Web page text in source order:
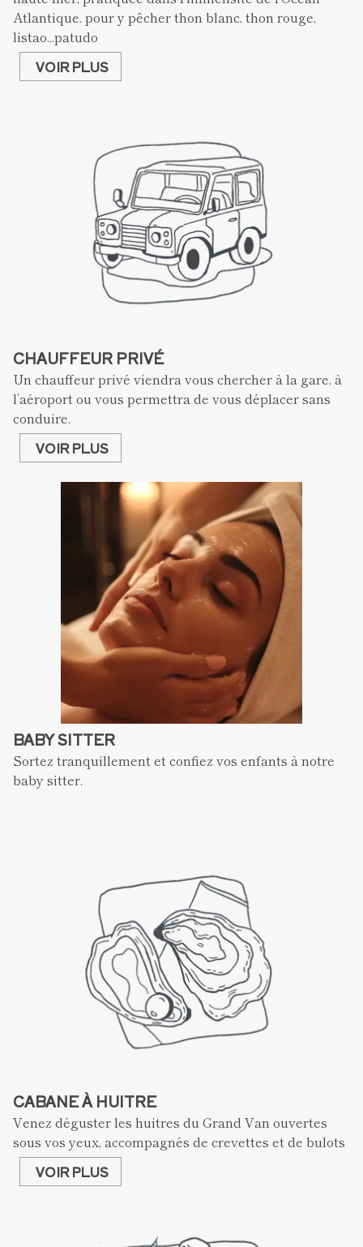
Atlantique. pour y pêcher thon blanc, thon rouge,
listao...patudo
VOIR PLUS
CHAUFFEUR PRIVÉ
Un chauffeur privé viendra vous chercher à la gare, à
l’aéroport ou vous permettra de vous déplacer sans
conduire.
VOIR PLUS
BABY SITTER
Sortez tranquillement et confiez vos enfants à notre
CABANE À HUITRE
Venez déguster les huitres du Grand Van ouvertes
sous vos yeux, accompagnés de crevettes et de bulots
VOIR PLUS